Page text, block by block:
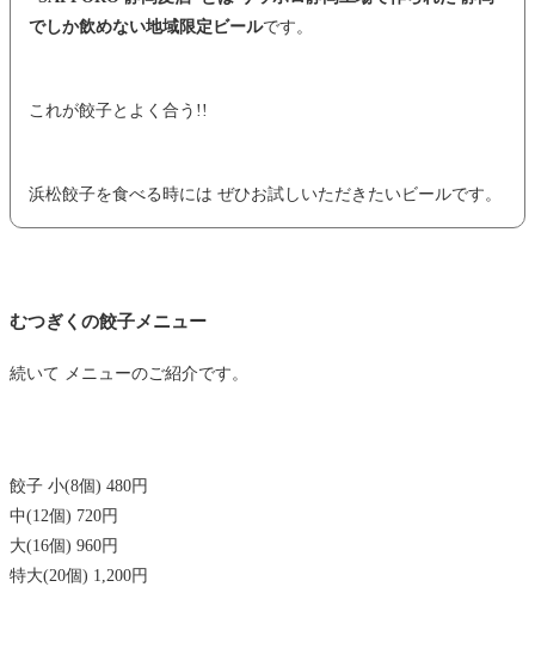
でしか飲めない地域限定ビールです。
これが餃子とよく合う!!
浜松餃子を食べる時には ぜひお試しいただきたいビールです。
むつぎくの餃子メニュー
続いて メニューのご紹介です。
餃子 小(8個) 480円
中(12個) 720円
大(16個) 960円
特大(20個) 1,200円